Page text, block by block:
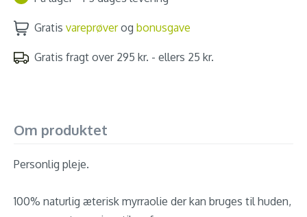
Gratis vareprøverog bonusgave
Gratis fragt over 295 kr. - ellers 25 kr.
Om produktet
Personlig pleje.
100% naturlig æterisk myrraolie der kan bruges til huden,